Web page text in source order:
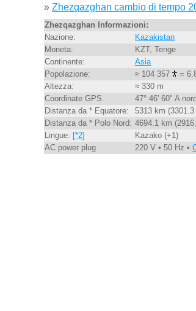
» Zhezqazghan cambio di tempo
Zhezqazghan Informazioni:
Nazione:
Kazakistan
Moneta:
KZT, Tenge
Continente:
Asia
Popolazione:
≈ 104 357
=
Altezza:
≈ 330 m
Coordinate GPS
47° 46' 60" A
Distanza da * Equatore:
5313 km (3301.3
Distanza da * Polo Nord: 4694.1 km
Lingue: [*2]
Kazako (+1)
AC power plug
220 V • 50 Hz •